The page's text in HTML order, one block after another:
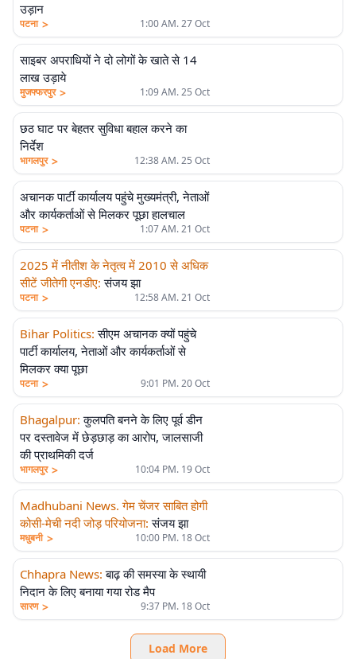
उड़ान
पटना > 1:00 AM. 27 Oct
साइबर अपराधियों ने दो लोगों के खाते से 14
लाख उड़ाये
मुजफ्फरपुर > 1:09 AM. 25 Oct
छठ घाट पर बेहतर सुविधा बहाल करने का
निर्देश
भागलपुर > 12:38 AM. 25 Oct
अचानक पार्टी कार्यालय पहुंचे मुख्यमंत्री, नेताओं
और कार्यकर्ताओं से मिलकर पूछा हालचाल
पटना > 1:07 AM. 21 Oct
2025 में नीतीश के नेतृत्व में 2010 से अधिक
सीटें जीतेगी एनडीए: संजय झा
पटना > 12:58 AM. 21 Oct
Bihar Politics: सीएम अचानक क्यों पहुंचे
पार्टी कार्यालय, नेताओं और कार्यकर्ताओं से
मिलकर क्या पूछा
पटना > 9:01 PM. 20 Oct
Bhagalpur: कुलपति बनने के लिए पूर्व डीन
पर दस्तावेज में छेड़छाड़ का आरोप, जालसाजी
की प्राथमिकी दर्ज
भागलपुर > 10:04 PM. 19 Oct
Madhubani News. गेम चेंजर साबित होगी
कोसी-मेची नदी जोड़ परियोजना: संजय झा
मधुबनी > 10:00 PM. 18 Oct
Chhapra News: बाढ़ की समस्या के स्थायी
निदान के लिए बनाया गया रोड मैप
सारण > 9:37 PM. 18 Oct
Load More